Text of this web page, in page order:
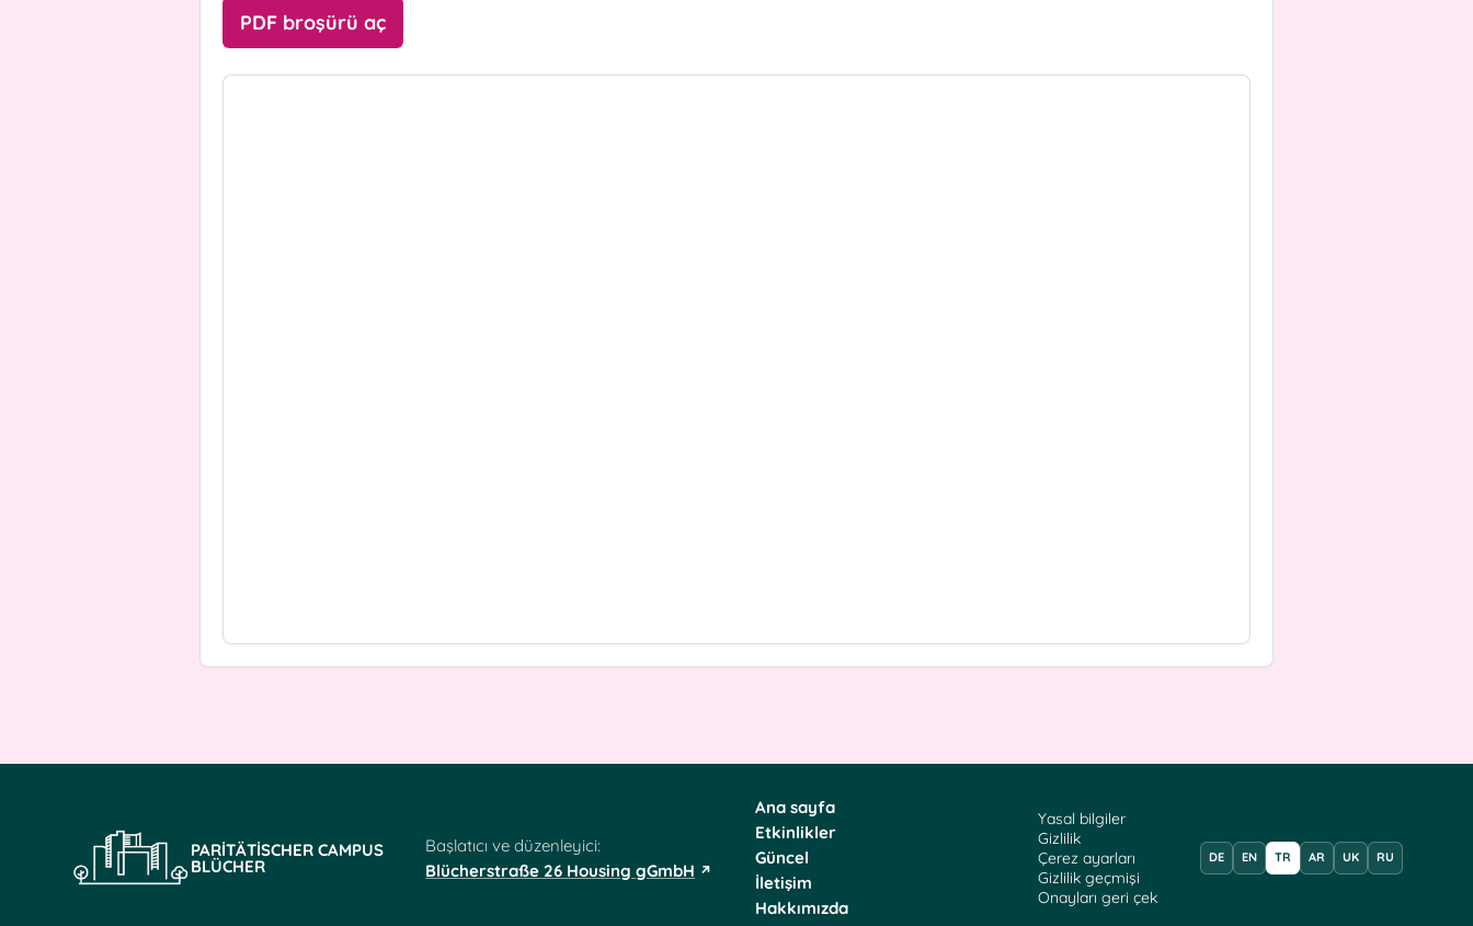
PDF broşürü aç
PARITÄTISCHER CAMPUS
BLÜCHER
Başlatıcı ve düzenleyici:
Blücherstraße 26 Housing gGmbH
Ana sayfa
Etkinlikler
Güncel
İletişim
Hakkımızda
Yasal bilgiler
Gizlilik
Çerez ayarları
Gizlilik geçmişi
Onayları geri çek
DE EN TR AR UK RU